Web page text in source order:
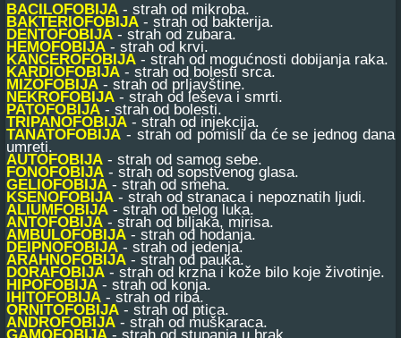
BACILOFOBIJA - strah od mikroba.
BAKTERIOFOBIJA - strah od bakterija.
DENTOFOBIJA - strah od zubara.
HEMOFOBIJA - strah od krvi.
KANCEROFOBIJA - strah od mogućnosti dobijanja raka.
KARDIOFOBIJA - strah od bolesti srca.
MIZOFOBIJA - strah od prljavštine.
NEKROFOBIJA - strah od leševa i smrti.
PATOFOBIJA - strah od bolesti.
TRIPANOFOBIJA - strah od injekcija.
TANATOFOBIJA - strah od pomisli da će se jednog dana
umreti.
AUTOFOBIJA - strah od samog sebe.
FONOFOBIJA - strah od sopstvenog glasa.
GELIOFOBIJA - strah od smeha.
KSENOFOBIJA - strah od stranaca i nepoznatih ljudi.
ALIUMFOBIJA - strah od belog luka.
ANTOFOBIJA - strah od biljaka, mirisa.
AMBULOFOBIJA - strah od hodanja.
DEIPNOFOBIJA - strah od jedenja.
ARAHNOFOBIJA - strah od pauka.
DORAFOBIJA - strah od krzna i kože bilo koje životinje.
HIPOFOBIJA - strah od konja.
IHITOFOBIJA - strah od riba.
ORNITOFOBIJA - strah od ptica.
ANDROFOBIJA - strah od muškaraca.